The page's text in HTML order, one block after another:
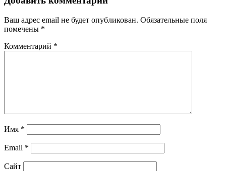
Ваш адрес email не будет опубликован. Обязательные поля
помечены *
Комментарий *
Имя *
Email *
Сайт